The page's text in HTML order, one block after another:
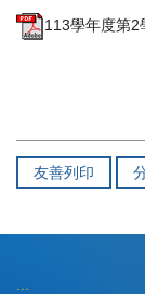
113學年度第
友善列印